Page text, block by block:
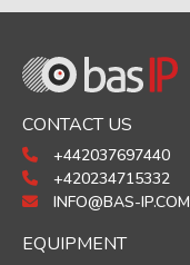
CONTACT US
+442037697440
+420234715332
INFO@BAS-IP.COM
EQUIPMENT